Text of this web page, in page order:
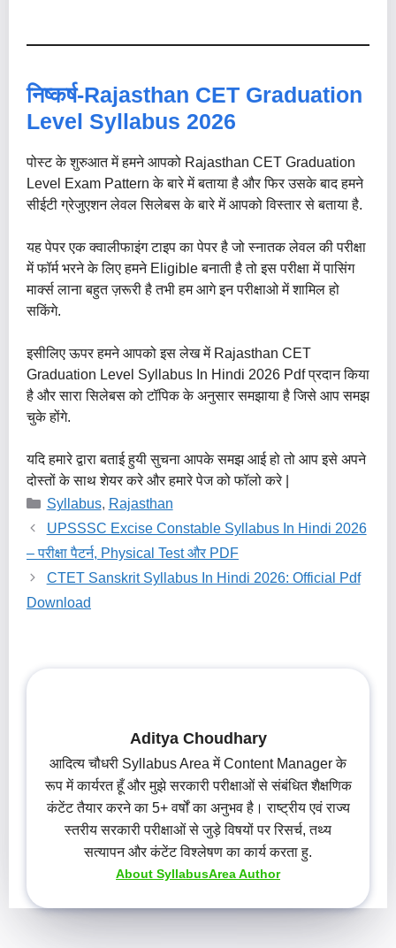
निष्कर्ष-Rajasthan CET Graduation
Level Syllabus 2026
पोस्ट के शुरुआत में हमने आपको Rajasthan CET Graduation
Level Exam Pattern के बारे में बताया है और फिर उसके बाद हमने
सीईटी ग्रेजुएशन लेवल सिलेबस के बारे में आपको विस्तार से बताया है.
यह पेपर एक क्वालीफाइंग टाइप का पेपर है जो स्नातक लेवल की परीक्षा
में फॉर्म भरने के लिए हमने Eligible बनाती है तो इस परीक्षा में पासिंग
मार्क्स लाना बहुत ज़रूरी है तभी हम आगे इन परीक्षाओ में शामिल हो
सकिंगे.
इसीलिए ऊपर हमने आपको इस लेख में Rajasthan CET
Graduation Level Syllabus In Hindi 2026 Pdf प्रदान किया
है और सारा सिलेबस को टॉपिक के अनुसार समझाया है जिसे आप समझ
चुके होंगे.
यदि हमारे द्वारा बताई हुयी सुचना आपके समझ आई हो तो आप इसे अपने
दोस्तों के साथ शेयर करे और हमारे पेज को फॉलो करे |
Categories
Syllabus, Rajasthan
UPSSSC Excise Constable Syllabus In Hindi 2026
– परीक्षा पैटर्न, Physical Test और PDF
CTET Sanskrit Syllabus In Hindi 2026: Official Pdf
Download
Aditya Choudhary
आदित्य चौधरी Syllabus Area में Content Manager के
रूप में कार्यरत हूँ और मुझे सरकारी परीक्षाओं से संबंधित शैक्षणिक
कंटेंट तैयार करने का 5+ वर्षों का अनुभव है। राष्ट्रीय एवं राज्य
स्तरीय सरकारी परीक्षाओं से जुड़े विषयों पर रिसर्च, तथ्य
सत्यापन और कंटेंट विश्लेषण का कार्य करता हु.
About SyllabusArea Author